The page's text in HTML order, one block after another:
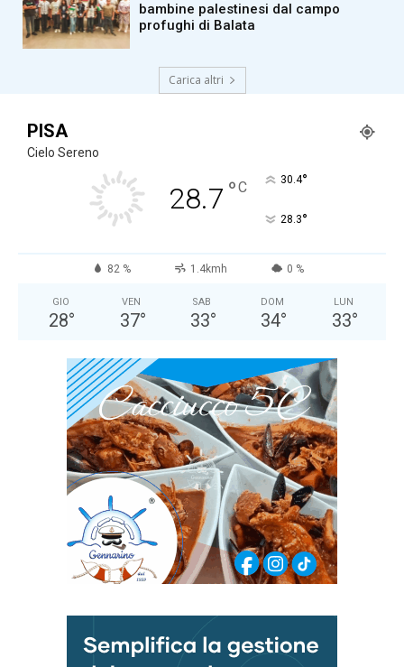
bambine palestinesi dal campo
profughi di Balata
Carica altri
PISA
Cielo Sereno
28.7 °C 30.4°
28.3°
82 % 1.4kmh 0 %
GIO
28°
VEN
37°
SAB
33°
DOM
34°
LUN
33°